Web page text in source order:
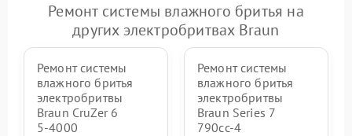
Ремонт системы влажного бритья на
других электробритвах Braun
Ремонт системы
влажного бритья
электробритвы
Braun CruZer 6
5‑4000
Ремонт системы
влажного бритья
электробритвы
Braun Series 7
790cc‑4